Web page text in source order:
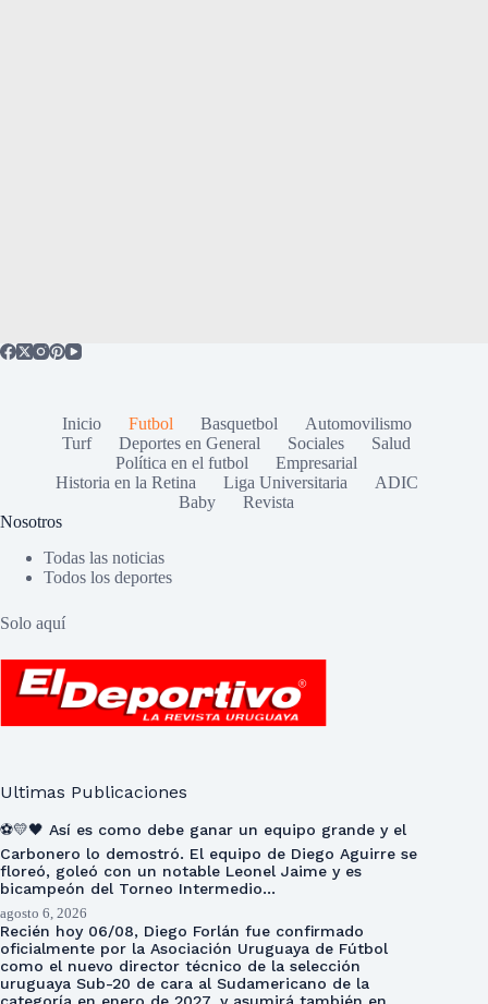
Inicio Futbol Basquetbol
Automovilismo
Turf
Deportes en General Sociales
Salud
Política en el futbol
Empresarial
Historia en la Retina
Liga Universitaria
ADIC
Baby
Revista
Nosotros
Todas las noticias
Todos los deportes
Solo aquí
Ultimas Publicaciones
⚽💛🖤 Así es como debe ganar un equipo grande y el
Carbonero lo demostró. El equipo de Diego Aguirre se
floreó, goleó con un notable Leonel Jaime y es
bicampeón del Torneo Intermedio…
agosto 6, 2026
Recién hoy 06/08, Diego Forlán fue confirmado
oficialmente por la Asociación Uruguaya de Fútbol
como el nuevo director técnico de la selección
uruguaya Sub-20 de cara al Sudamericano de la